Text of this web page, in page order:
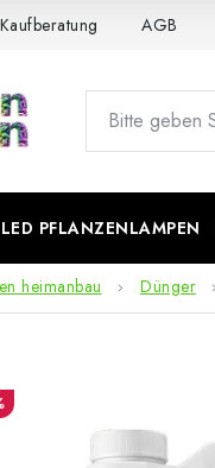
Kaufberatung AGB
LED PFLANZENLAMPEN
heimanbau Dünger